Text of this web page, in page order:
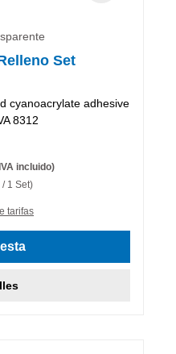
Set
cyanoacrylate adhesive
8312
incluido)
1 Set)
tarifas